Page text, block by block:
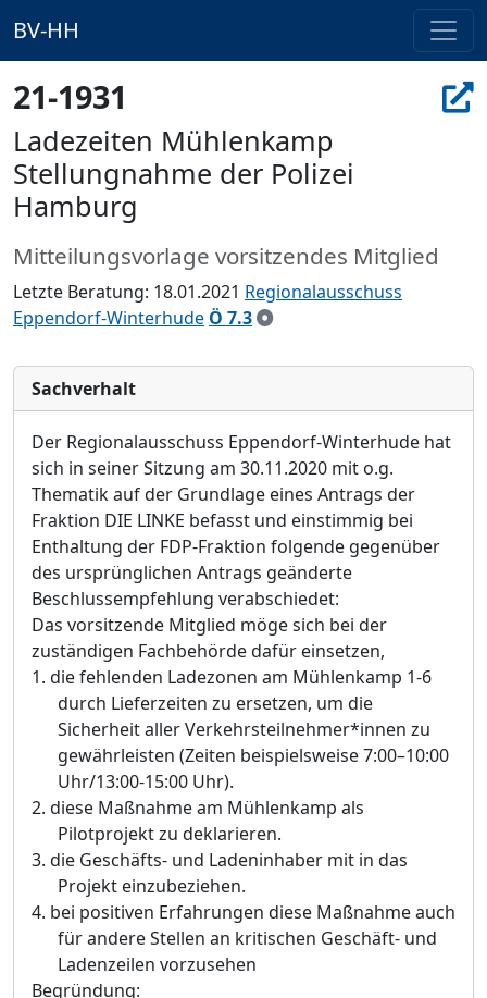
BV-HH
21-1931
Ladezeiten Mühlenkamp
Stellungnahme der Polizei
Hamburg
Mitteilungsvorlage vorsitzendes Mitglied
Letzte Beratung: 18.01.2021 Regionalausschuss
Eppendorf-Winterhude Ö 7.3
Sachverhalt
Der Regionalausschuss Eppendorf-Winterhude hat
sich in seiner Sitzung am 30.11.2020 mit o.g.
Thematik auf der Grundlage eines Antrags der
Fraktion DIE LINKE befasst und einstimmig bei
Enthaltung der FDP-Fraktion folgende gegenüber
des ursprünglichen Antrags geänderte
Beschlussempfehlung verabschiedet:
Das vorsitzende Mitglied möge sich bei der
zuständigen Fachbehörde dafür einsetzen,
1. die fehlenden Ladezonen am Mühlenkamp 1-6
durch Lieferzeiten zu ersetzen, um die
Sicherheit aller Verkehrsteilnehmer*innen zu
gewährleisten (Zeiten beispielsweise7:00–10:00
Uhr/13:00-15:00 Uhr).
2. diese Maßnahme am Mühlenkamp als
Pilotprojekt zu deklarieren.
3. die Geschäfts- und Ladeninhaber mit in das
Projekt einzubeziehen.
4. bei positiven Erfahrungen diese Maßnahme auch
für andere Stellen an kritischen Geschäft- und
Ladenzeilen vorzusehen
Begründung: